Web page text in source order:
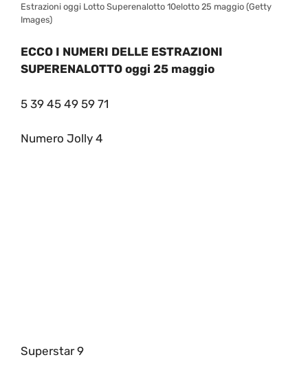
Estrazioni oggi Lotto Superenalotto 10elotto 25 maggio (Getty
Images)
ECCO I NUMERI DELLE ESTRAZIONI
SUPERENALOTTO oggi 25 maggio
5 39 45 49 59 71
Numero Jolly 4
Superstar 9